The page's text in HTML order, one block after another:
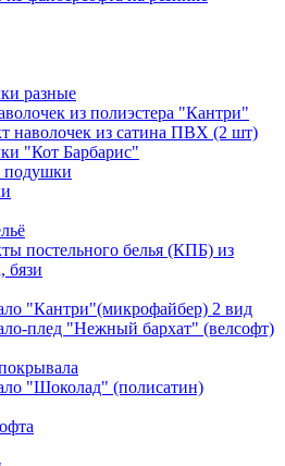
разные
из полиэстера "Кантри"
наволочек из сатина ПВХ (2 шт)
"Кот Барбарис"
подушки
постельного белья (КПБ) из
бязи
"Кантри"(микрофайбер) 2 вид
плед "Нежный бархат" (велсофт)
"Шоколад" (полисатин)